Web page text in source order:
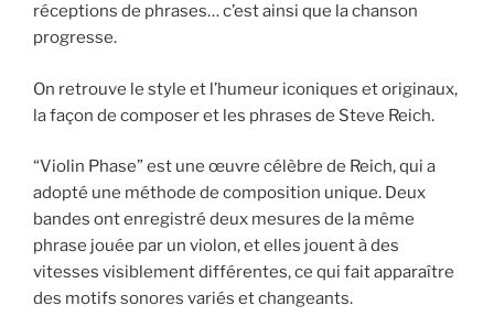
réceptions de phrases… c’est ainsi que la chanson
progresse.
On retrouve le style et l’humeur iconiques et originaux,
la façon de composer et les phrases de Steve Reich.
“Violin Phase” est une œuvre célèbre de Reich, qui a
adopté une méthode de composition unique. Deux
bandes ont enregistré deux mesures de la même
phrase jouée par un violon, et elles jouent à des
vitesses visiblement différentes, ce qui fait apparaître
des motifs sonores variés et changeants.